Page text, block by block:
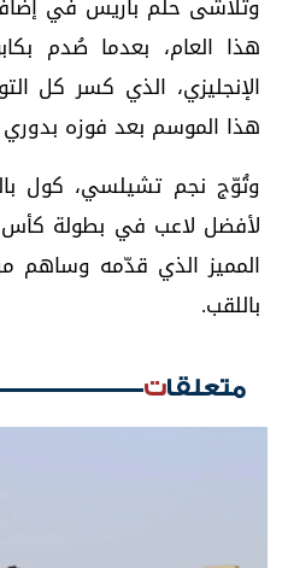
هذا العام، بعدما صُدم
الإنجليزي، الذي كسر كل
هذا الموسم بعد فوزه بدوري
وتُوّج نجم تشيلسي، كول
لأفضل لاعب في بطولة كأس
المميز الذي قدّمه وساهم
باللقب.
متعلقات